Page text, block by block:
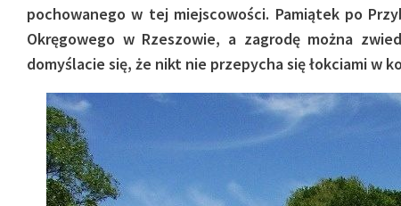
pochowanego w tej miejscowości. Pamiątek po
Okręgowego w Rzeszowie, a zagrodę można
domyślacie się, że nikt nie przepycha się łokciami w